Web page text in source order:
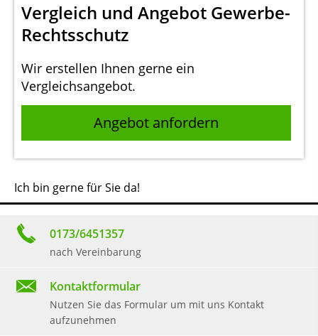
Vergleich und Angebot Gewerbe-
Rechtsschutz
Wir erstellen Ihnen gerne ein
Vergleichsangebot.
Angebot anfordern
Ich bin gerne für Sie da!
0173/6451357
nach Vereinbarung
Kontaktformular
Nutzen Sie das Formular um mit uns Kontakt
aufzunehmen